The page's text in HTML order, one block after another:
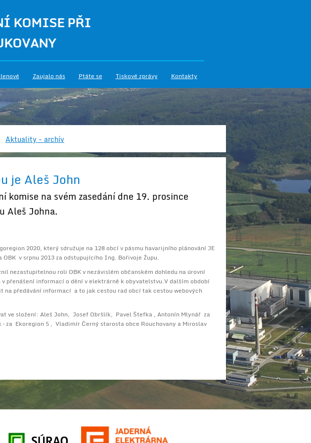
KOMISE PŘI
Zaujalo nás Ptáte se Tiskové zprávy Kontakty
Aktuality - archív
je Aleš John
komise na svém zasedání dne 19. prosince
Aleš Johna.
2020, který sdružuje na 128 obcí v pásmu havarijního plánování JE
OBK v srpnu 2013 za odstupujícího Ing. Bořivoje Župu.
nezastupitelnou roli OBK v nezávislém občanském dohledu na úrovní
přenášení informací o dění v elektrárně k obyvatelstvu.V dalším období
na předávání informací a to jak cestou rad obcí tak cestou webových
ve složení: Aleš John, Josef Obršlík, Pavel Štefka , Antonín Mlynář za
za Ekoregion 5 , Vladimír Černý starosta obce Rouchovany a Miroslav